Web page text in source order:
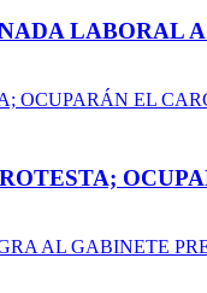
LABORAL